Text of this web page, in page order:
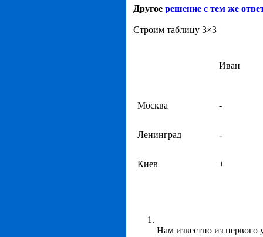
Другое решение с тем же
Строим таблицу 3×3
Иван
Москва -
Ленинград -
Киев +
Нам известно из первого